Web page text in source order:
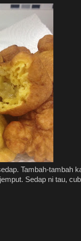
Tambah-tambah
Sedap ni tau,